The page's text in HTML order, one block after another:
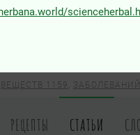
ВЕЩЕСТВ 1159
РЕЦЕПТЫ СТАТЬИ